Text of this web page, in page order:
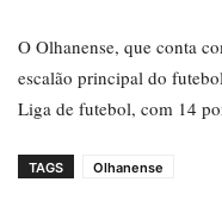
O Olhanense, que conta
escalão principal do
Liga de futebol, com 14
TAGS Olhanense